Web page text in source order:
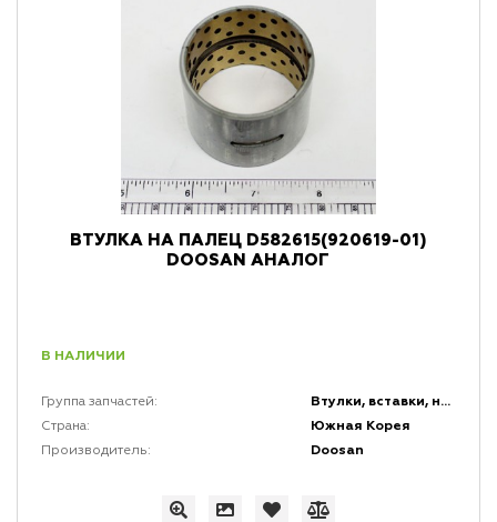
ВТУЛКА НА ПАЛЕЦ D582615(920619-01)
DOOSAN АНАЛОГ
В НАЛИЧИИ
Группа запчастей: Втулки, вставки, накладки и заглушки
Страна: Южная Корея
Производитель: Doosan